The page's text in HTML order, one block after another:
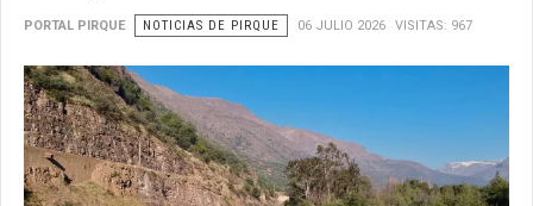
PORTAL PIRQUE NOTICIAS DE PIRQUE 06 JULIO 2026 VISITAS: 967